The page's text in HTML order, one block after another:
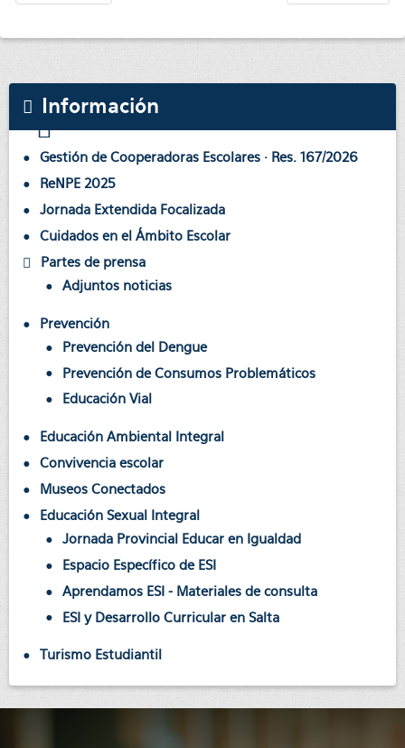
Información
Gestión de Cooperadoras Escolares · Res. 167/2026
ReNPE 2025
Jornada Extendida Focalizada
Cuidados en el Ámbito Escolar
Partes de prensa
Adjuntos noticias
Prevención
Prevención del Dengue
Prevención de Consumos Problemáticos
Educación Vial
Educación Ambiental Integral
Convivencia escolar
Museos Conectados
Educación Sexual Integral
Jornada Provincial Educar en Igualdad
Espacio Específico de ESI
Aprendamos ESI - Materiales de consulta
ESI y Desarrollo Curricular en Salta
Turismo Estudiantil